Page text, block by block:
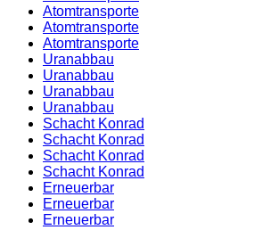
Atomtransporte
Atomtransporte
Atomtransporte
Uranabbau
Uranabbau
Uranabbau
Uranabbau
Schacht Konrad
Schacht Konrad
Schacht Konrad
Schacht Konrad
Erneuerbar
Erneuerbar
Erneuerbar